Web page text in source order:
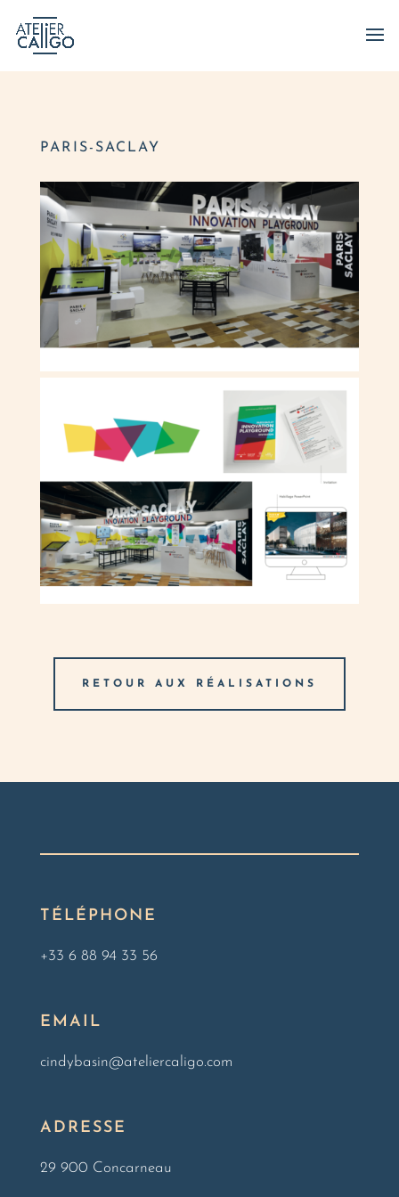
PARIS-SACLAY
RETOUR AUX RÉALISATIONS
TÉLÉPHONE
+33 6 88 94 33 56
EMAIL
cindybasin@ateliercaligo.com
ADRESSE
29 900 Concarneau